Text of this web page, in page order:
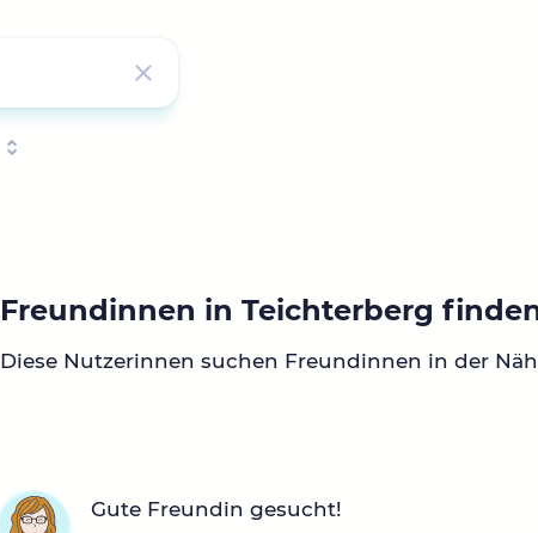
Freundinnen in Teichterberg
Diese Nutzerinnen suchen Freundinnen in der
Gute Freundin gesucht!